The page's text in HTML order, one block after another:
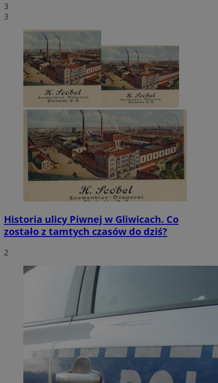
3
3
Historia ulicy Piwnej w Gliwicach. Co
zostało z tamtych czasów do dziś?
2